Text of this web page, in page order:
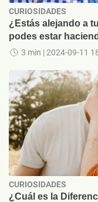
CURIOSIDADES
¿Estás alejando a
podes estar
3 min | 2024-09-11
CURIOSIDADES
¿Cuál es la